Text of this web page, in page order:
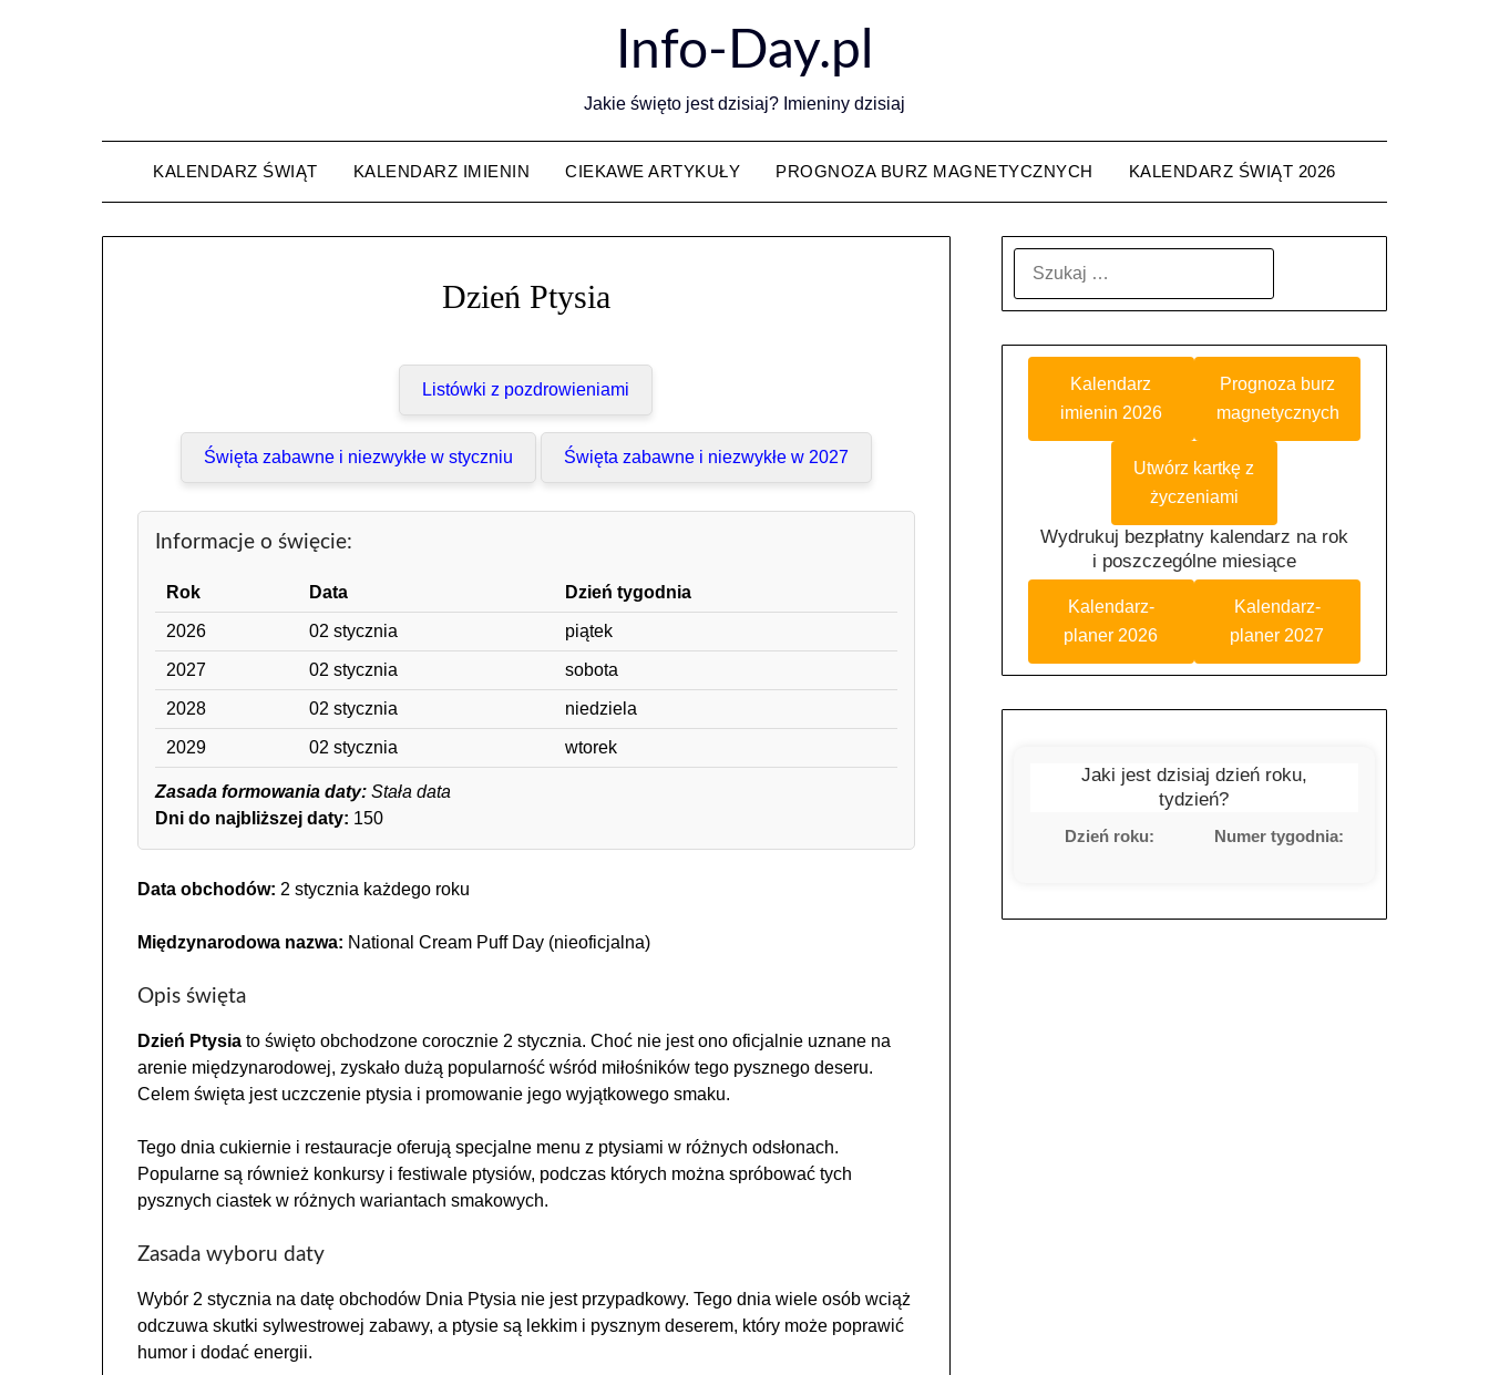
Info-Day.pl
Jakie święto jest dzisiaj? Imieniny dzisiaj
KALENDARZ ŚWIĄT KALENDARZ IMIENIN CIEKAWE ARTYKUŁY PROGNOZA BURZ MAGNETYCZNYCH KALENDARZ ŚWIĄT 2026
Dzień Ptysia
Listówki z pozdrowieniami
Święta zabawne i niezwykłe w styczniu Święta zabawne i niezwykłe w 2027
Informacje o święcie:
Rok Data Dzień tygodnia
2026 02 stycznia piątek
2027 02 stycznia sobota
2028 02 stycznia niedziela
2029 02 stycznia wtorek
Zasada formowania daty:Stała data
Dni do najbliższej daty: 150
Data obchodów: 2 stycznia każdego roku
Międzynarodowa nazwa: National Cream Puff Day (nieoficjalna)
Opis święta
Dzień Ptysiato święto obchodzone corocznie 2 stycznia. Choć nie jest ono oficjalnie uznane na
arenie międzynarodowej, zyskało dużą popularność wśród miłośników tego pysznego deseru.
Celem święta jest uczczenie ptysia i promowanie jego wyjątkowego smaku.
Tego dnia cukiernie i restauracje oferują specjalne menu z ptysiami w różnych odsłonach.
Popularne są również konkursy i festiwale ptysiów, podczas których można spróbować tych
pysznych ciastek w różnych wariantach smakowych.
Zasada wyboru daty
Wybór 2 stycznia na datę obchodów Dnia Ptysia nie jest przypadkowy. Tego dnia wiele osób wciąż
odczuwa skutki sylwestrowej zabawy, a ptysie są lekkim i pysznym deserem, który może poprawić
humor i dodać energii.
Kalendarz
imienin 2026
Prognoza burz
magnetycznych
Utwórz kartkę z
życzeniami
Wydrukuj bezpłatny kalendarz na rok
i poszczególne miesiące
Kalendarz-
planer 2026
Kalendarz-
planer 2027
Jaki jest dzisiaj dzień roku,
tydzień?
Dzień roku: Numer tygodnia: